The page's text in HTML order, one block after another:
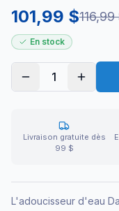
101,99 $116,99
En stock
1
Livraison gratuite dès
99 $
L'adoucisseur d'eau